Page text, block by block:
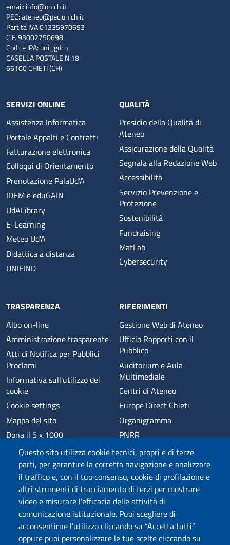
Questo sito utilizza cookie tecnici, propri e di terze
parti, per garantire la corretta navigazione e analizzare
il traffico e, con il tuo consenso, cookie di profilazione e
altri strumenti di tracciamento di terzi per mostrare
video e misurare l'efficacia delle attività di
comunicazione istituzionale. Puoi scegliere di
acconsentirne l’utilizzo cliccando su “Accetta tutti”
oppure puoi personalizzare le tue scelte cliccando su
email: info@unich.it
PEC:ateneo@pec.unich.it
Partita IVA 01335970693
C.F. 93002750698
Codice IPA: uni_gdch
CASELLA POSTALE N.18
66100 CHIETI (CH)
SERVIZI ONLINE
Assistenza Informatica
Portale Appalti e Contratti
Fatturazione elettronica
Colloqui di Orientamento
Prenotazione PalaUd’A
IDEM e eduGAIN
UdALibrary
E-Learning
Meteo Ud'A
Didattica a distanza
UNIFIND
QUALITÀ
Presidio della Qualità di
Ateneo
Assicurazione della Qualità
Segnala alla Redazione Web
Accessibilità
Servizio Prevenzione e
Protezione
Sostenibilità
Fundraising
MatLab
Cybersecurity
TRASPARENZA
Albo on-line
Amministrazione trasparente
Atti di Notifica per Pubblici
Proclami
Informativa sull'utilizzo dei
cookie
Cookie settings
Mappa del sito
Dona il 5 x 1000
Phishing
Privacy
RIFERIMENTI
Gestione Web di Ateneo
Ufficio Rapporti con il
Pubblico
Auditorium e Aula
Multimediale
Centri di Ateneo
Europe Direct Chieti
Organigramma
PNRR
Alumni
Sede di Chieti
Sede di Pescara
Credits
Wi-Fi di Ateneo
App